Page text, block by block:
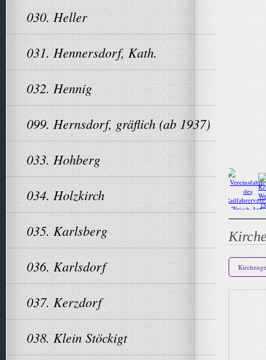
030. Heller
031. Hennersdorf, Kath.
032. Hennig
099. Hernsdorf, gräflich (ab 1937)
033. Hohberg
034. Holzkirch
035. Karlsberg
036. Karlsdorf
037. Kerzdorf
038. Klein Stöckigt